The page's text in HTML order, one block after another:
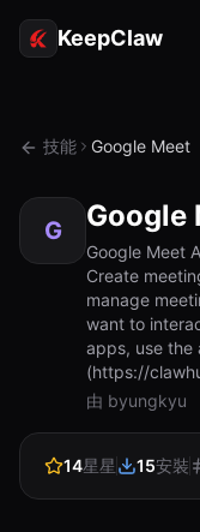
KeepClaw
令牌存取
使用案例
文檔
技能 Google Meet
G Google
Google Meet
Create
manage
want to
apps, use the
(https://
由 byungkyu
14星星 15安裝